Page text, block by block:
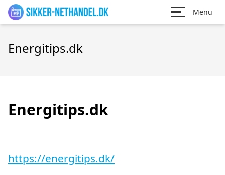
Menu
Energitips.dk
Energitips.dk
https://energitips.dk/